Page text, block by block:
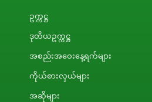
ဥက္ကဋ္ဌ
ဒုတိယဥက္ကဋ္ဌ
အစည်းအဝေးနေ့ရက်များ
ကိုယ်စားလှယ်များ
အဆိုများ